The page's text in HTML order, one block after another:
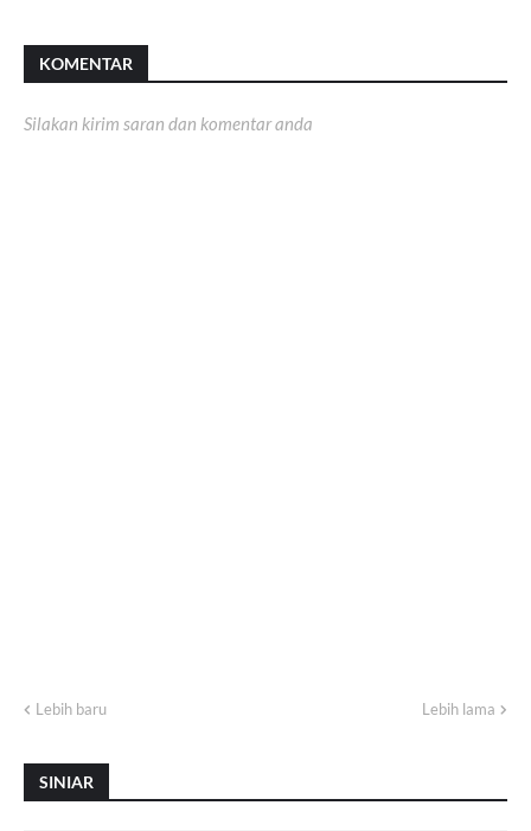
KOMENTAR
Silakan kirim saran dan komentar anda
Lebih baru Lebih lama
SINIAR